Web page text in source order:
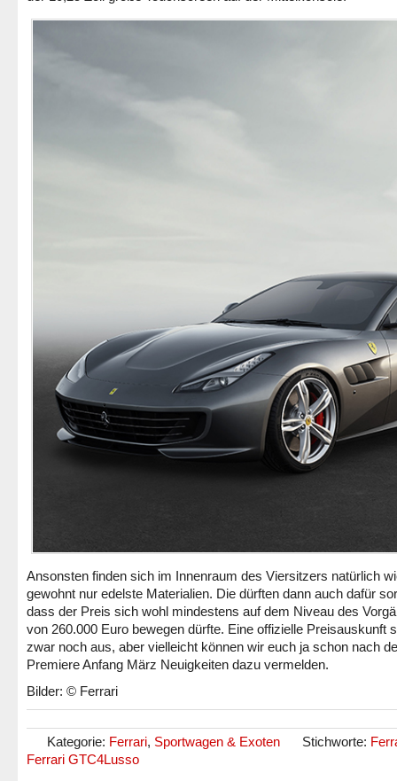
Ansonsten finden sich im Innenraum des Viersitzers natürlich
gewohnt nur edelste Materialien. Die dürften dann auch dafür
dass der Preis sich wohl mindestens auf dem Niveau des
von 260.000 Euro bewegen dürfte. Eine offizielle Preisauskunft
zwar noch aus, aber vielleicht können wir euch ja schon nach
Premiere Anfang März Neuigkeiten dazu vermelden.
Bilder: © Ferrari
Kategorie: Ferrari, Sportwagen & Exoten Stichworte:
Ferrari GTC4Lusso